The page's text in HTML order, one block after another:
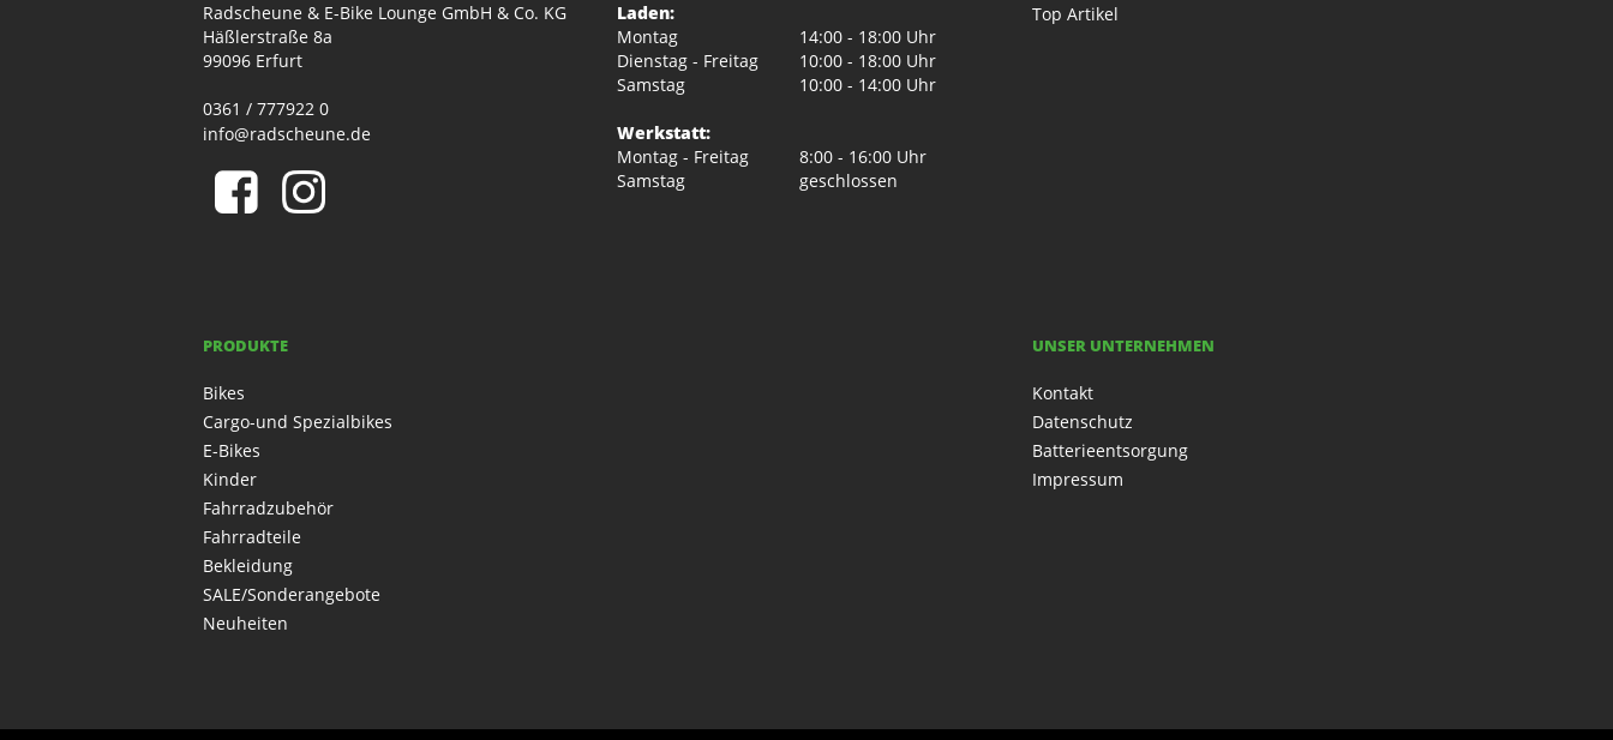
Radscheune & E-Bike Lounge GmbH & Co. KG
Häßlerstraße 8a
99096 Erfurt
0361 / 777922 0
info@radscheune.de
Laden:
Montag
14:00 - 18:00 Uhr
Dienstag - Freitag
10:00 - 18:00 Uhr
Samstag
10:00 - 14:00 Uhr
Werkstatt:
Montag - Freitag
8:00 - 16:00 Uhr
Samstag
geschlossen
Top Artikel
PRODUKTE
Bikes
Cargo-und Spezialbikes
E-Bikes
Kinder
Fahrradzubehör
Fahrradteile
Bekleidung
SALE/Sonderangebote
Neuheiten
UNSER UNTERNEHMEN
Kontakt
Datenschutz
Batterieentsorgung
Impressum